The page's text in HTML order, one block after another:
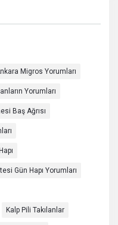
Migros Yorumları
Yorumları
Baş Ağrısı
Gün Hapı Yorumları
Kalp Pili Takılanlar